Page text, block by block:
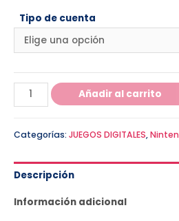
Tipo de cuenta
Añadir al carrito
Categorías: JUEGOS DIGITALES,
Descripción
Información adicional